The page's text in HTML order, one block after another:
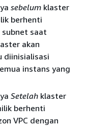
sebelum klaster
berhenti
subnet saat
akan
diinisialisasi
instans yang
Setelah klaster
berhenti
VPC dengan